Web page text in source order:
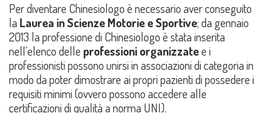
Per diventare Chinesiologo è necessario aver conseguito
la Laurea in Scienze Motorie e Sportive; da gennaio
2013 la professione di Chinesiologo è stata inserita
nell’elenco delle professioni organizzatee i
professionisti possono unirsi in associazioni di categoria in
modo da poter dimostrare ai propri pazienti di possedere i
requisiti minimi (ovvero possono accedere alle
certificazioni di qualità a norma UNI).